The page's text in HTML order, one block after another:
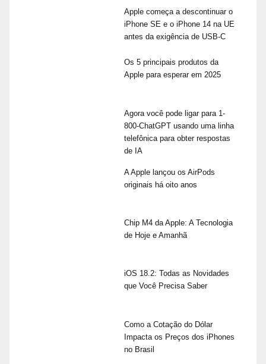
Apple começa a descontinuar o
iPhone SE e o iPhone 14 na UE
antes da exigência de USB-C
Os 5 principais produtos da
Apple para esperar em 2025
Agora você pode ligar para 1-
800-ChatGPT usando uma linha
telefônica para obter respostas
de IA
A Apple lançou os AirPods
originais há oito anos
Chip M4 da Apple: A Tecnologia
de Hoje e Amanhã
iOS 18.2: Todas as Novidades
que Você Precisa Saber
Como a Cotação do Dólar
Impacta os Preços dos iPhones
no Brasil